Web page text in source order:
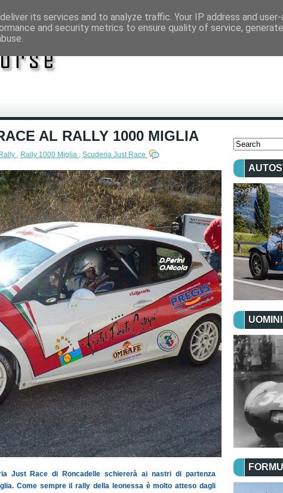
AL RALLY 1000 MIGLIA
Rally , Rally 1000 Miglia , Scuderia Just Race
Just Race di Roncadelle schiererà ai nastri di partenza
Come sempre il rally della leonessa è molto atteso dagli
its services and to analyze traffic. Your IP address and
and security metrics to ensure quality of service,